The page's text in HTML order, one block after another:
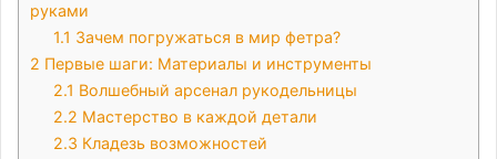
руками
1.1 Зачем погружаться в мир фетра?
2 Первые шаги: Материалы и инструменты
2.1 Волшебный арсенал рукодельницы
2.2 Мастерство в каждой детали
2.3 Кладезь возможностей